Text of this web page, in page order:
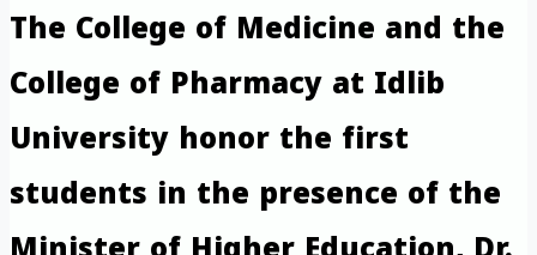
The College of Medicine and the
College of Pharmacy at Idlib
University honor the first
students in the presence of the